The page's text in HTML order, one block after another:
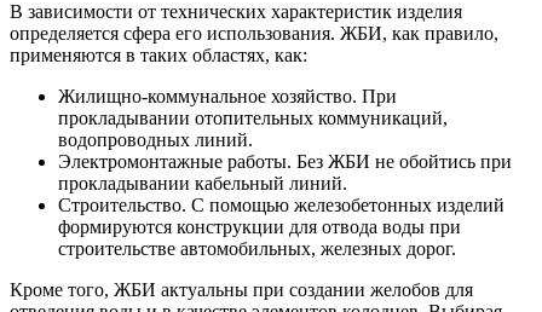
В зависимости от технических характеристик изделия
определяется сфера его использования. ЖБИ, как правило,
применяются в таких областях, как:
Жилищно-коммунальное хозяйство. При
прокладывании отопительных коммуникаций,
водопроводных линий.
Электромонтажные работы. Без ЖБИ не обойтись при
прокладывании кабельный линий.
Строительство. С помощью железобетонных изделий
формируются конструкции для отвода воды при
строительстве автомобильных, железных дорог.
Кроме того, ЖБИ актуальны при создании желобов для